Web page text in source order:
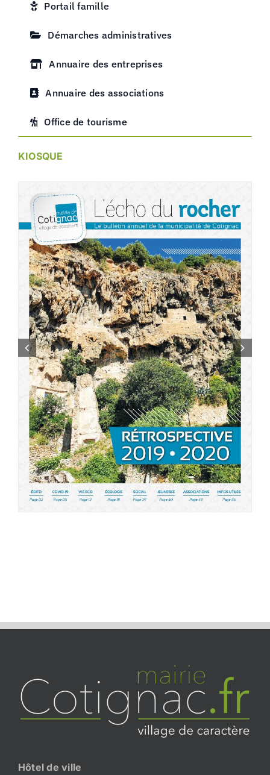
Portail famille
Démarches administratives
Annuaire des entreprises
Annuaire des associations
Office de tourisme
KIOSQUE
Hôtel de ville